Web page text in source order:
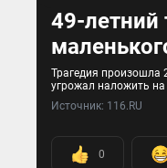
49-летний
Трагедия произошла
угрожал наложить
Источник: 116.RU
0